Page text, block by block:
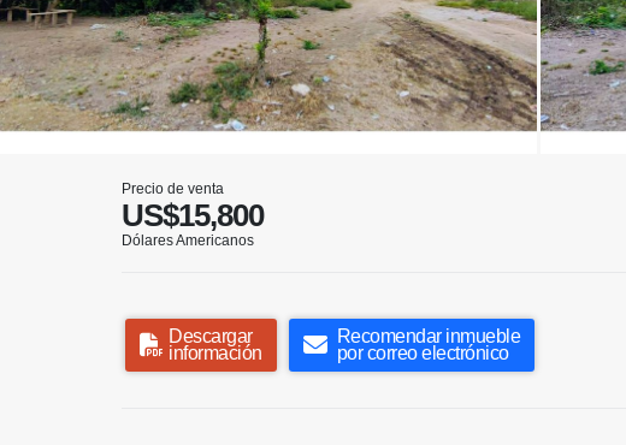
Precio de venta
US$15,800
Dólares Americanos
Descargar
información
Recomendar inmueble
por correo electrónico